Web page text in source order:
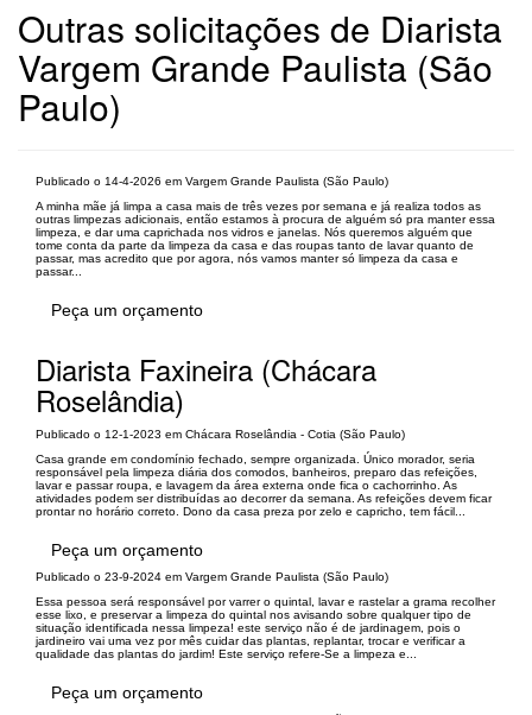
Outras solicitações de Diarista
Vargem Grande Paulista (São
Paulo)
Publicado o 14-4-2026 em Vargem Grande Paulista (São Paulo)
A minha mãe já limpa a casa mais de três vezes por semana e já realiza todos as
outras limpezas adicionais, então estamos à procura de alguém só pra manter essa
limpeza, e dar uma caprichada nos vidros e janelas. Nós queremos alguém que
tome conta da parte da limpeza da casa e das roupas tanto de lavar quanto de
passar, mas acredito que por agora, nós vamos manter só limpeza da casa e
passar...
Peça um orçamento
Diarista Faxineira (Chácara
Roselândia)
Publicado o 12-1-2023 em Chácara Roselândia - Cotia (São Paulo)
Casa grande em condomínio fechado, sempre organizada. Único morador, seria
responsável pela limpeza diária dos comodos, banheiros, preparo das refeições,
lavar e passar roupa, e lavagem da área externa onde fica o cachorrinho. As
atividades podem ser distribuídas ao decorrer da semana. As refeições devem ficar
prontar no horário correto. Dono da casa preza por zelo e capricho, tem fácil...
Peça um orçamento
Publicado o 23-9-2024 em Vargem Grande Paulista (São Paulo)
Essa pessoa será responsável por varrer o quintal, lavar e rastelar a grama recolher
esse lixo, e preservar a limpeza do quintal nos avisando sobre qualquer tipo de
situação identificada nessa limpeza! este serviço não é de jardinagem, pois o
jardineiro vai uma vez por mês cuidar das plantas, replantar, trocar e verificar a
qualidade das plantas do jardim! Este serviço refere-Se a limpeza e...
Peça um orçamento